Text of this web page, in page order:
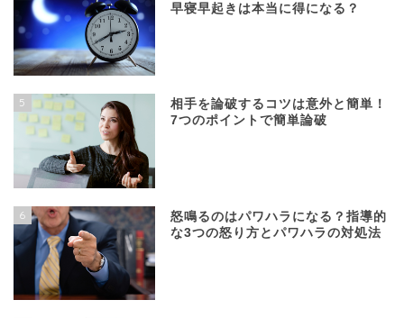
早寝早起きは本当に得になる？
5
相手を論破するコツは意外と簡単！
7つのポイントで簡単論破
6
怒鳴るのはパワハラになる？指導的
な3つの怒り方とパワハラの対処法